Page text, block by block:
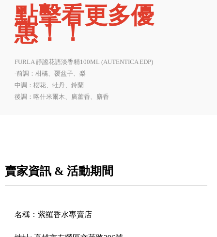
點擊看更多優
惠！！
FURLA 靜謐花語淡香精100ML (AUTENTICA EDP)
-前調：柑橘、覆盆子、梨
中調：櫻花、牡丹、鈴蘭
後調：喀什米爾木、廣藿香、麝香
賣家資訊 & 活動期間
名稱： 紫羅香水專賣店